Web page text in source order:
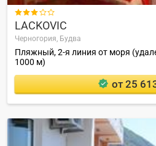

LACKOVIC
Черногория, Будва
Пляжный, 2-я линия от моря
1000 м)
от 25